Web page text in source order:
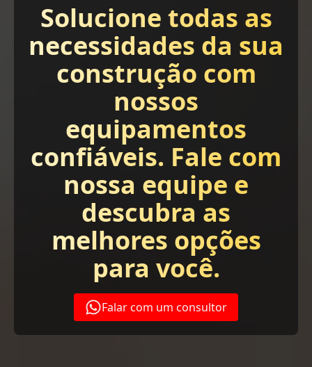
Solucione todas as
necessidades da sua
construção com
nossos
equipamentos
confiáveis. Fale com
nossa equipe e
descubra as
melhores opções
para você.
Falar com um consultor